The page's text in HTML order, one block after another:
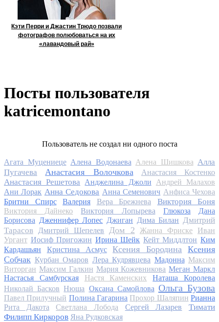
Кэти Перри и Джастин Трюдо позвали
фотографов полюбоваться на их
«лавандовый рай»
Посты пользователя
katricemontano
Пользователь не создал ни одного поста
Агата Муцениеце Алена Водонаева Алена Шишкова Алла
Пугачева
Анастасия Волочкова Анастасия Костенко
Анастасия Решетова Анджелина Джоли
Андрей Малахов
Ани Лорак Анна Седокова Анна Семенович Анфиса Чехова
Бритни Спирс
Валерия Вера Брежнева Виктория Боня
Виктория Дайнеко Виктория Лопырева Глюкоза
Дана
Борисова Дженнифер Лопес Джиган Дима Билан Дмитрий
Тарасов
Дмитрий Шепелев Дом 2 Жанна Фриске
Иван
Ургант Иосиф Пригожин Ирина Шейк Кейт Миддлтон Ким
Кардашьян
Кристина Асмус Ксения Бородина
Ксения
Собчак Курбан Омаров Лера Кудрявцева Мадонна Максим
Виторган Максим Галкин Мария Кожевникова Меган Маркл
Настасья Самбурская
Настя Каменских
Наташа Королева
Николай Басков Нюша Оксана Самойлова Ольга Бузова
Павел Прилучный Полина Гагарина Прохор Шаляпин Рианна
Рита Дакота
Светлана Лобода Сергей Лазарев
Тимати
Филипп Киркоров Яна Рудковская